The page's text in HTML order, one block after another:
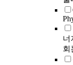
너
회